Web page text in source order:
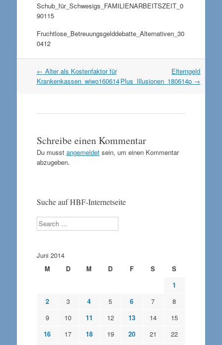
Schub_für_Schwesigs_FAMILIENARBEITSZEIT_0
90115
Fruchtlose_Betreuungsgelddebatte_Alternativen_30
0412
Artikel
Navigation
← Alter als Kostenfaktor für
Krankenkassen_wiwo160614
Elterngeld
Plus_Illusionen_180614p →
Schreibe einen Kommentar
Du musst angemeldetsein, um einen Kommentar
abzugeben.
Suche auf HBF-Internetseite
Search
Juni 2014
M
D M D F S
S
1
2
3 4 5 6 7
8
9
10 11 12 13 14
15
16
17 18 19 20 21
22